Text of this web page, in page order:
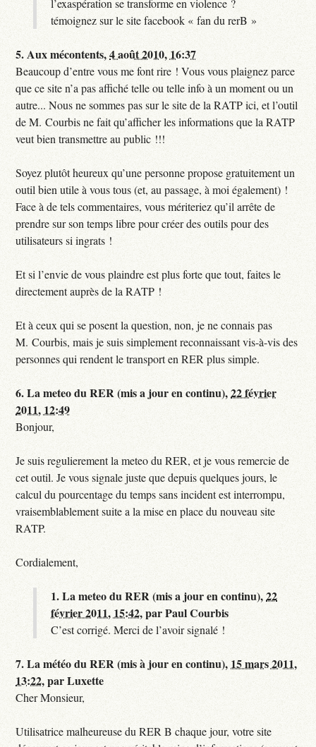
l’exaspération se transforme en violence ?
témoignez sur le site facebook « fan du rerB »
5.Aux mécontents,4 août 2010, 16:37
Beaucoup d’entre vous me font rire ! Vous vous plaignez parce
que ce site n’a pas affiché telle ou telle info à un moment ou un
autre... Nous ne sommes pas sur le site de la RATP ici, et l’outil
de M. Courbis ne fait qu’afficher les informations que la RATP
veut bien transmettre au public !!!
Soyez plutôt heureux qu’une personne propose gratuitement un
outil bien utile à vous tous (et, au passage, à moi également) !
Face à de tels commentaires, vous mériteriez qu’il arrête de
prendre sur son temps libre pour créer des outils pour des
utilisateurs si ingrats !
Et si l’envie de vous plaindre est plus forte que tout, faites le
directement auprès de la RATP !
Et à ceux qui se posent la question, non, je ne connais pas
M. Courbis, mais je suis simplement reconnaissant vis-à-vis des
personnes qui rendent le transport en RER plus simple.
6.La meteo du RER (mis a jour en continu),22 février
2011, 12:49
Bonjour,
Je suis regulierement la meteo du RER, et je vous remercie de
cet outil. Je vous signale juste que depuis quelques jours, le
calcul du pourcentage du temps sans incident est interrompu,
vraisemblablement suite a la mise en place du nouveau site
RATP.
Cordialement,
1.La meteo du RER (mis a jour en continu),22
février 2011, 15:42,parPaul Courbis
C’est corrigé. Merci de l’avoir signalé !
7.La météo du RER (mis à jour en continu), 15 mars 2011,
13:22,parLuxette
Cher Monsieur,
Utilisatrice malheureuse du RER B chaque jour, votre site